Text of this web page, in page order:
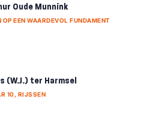
Oude Munnink
OP EEN WAARDEVOL FUNDAMENT
(W.J.) ter Harmsel
10, RIJSSEN